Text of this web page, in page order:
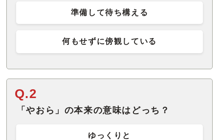
準備して待ち構える
何もせずに傍観している
Q.2
「やおら」の本来の意味はどっち？
ゆっくりと